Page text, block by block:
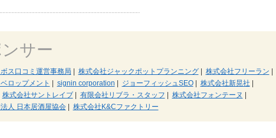
サー
ス口コミ運営事務局 | 株式会社ジャックポットプランニング| 株式会社フリーラン |
ロップメント | signin corporation | ジョーフィッシュSEO| 株式会社新晃社 |
株式会社サントレイブ| 有限会社リブラ・スタッフ | 株式会社フォンテーヌ |
人 日本居酒屋協会| 株式会社K&Cファクトリー